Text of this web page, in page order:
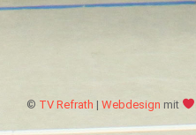
© TV Refrath | Webdesign mit